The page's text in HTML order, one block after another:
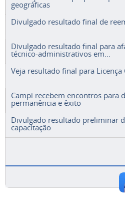
geográficas
Divulgado resultado final de
Divulgado resultado final para
técnico-administrativos em...
Veja resultado final para Licença
Campi recebem encontros para
permanência e êxito
Divulgado resultado preliminar
capacitação